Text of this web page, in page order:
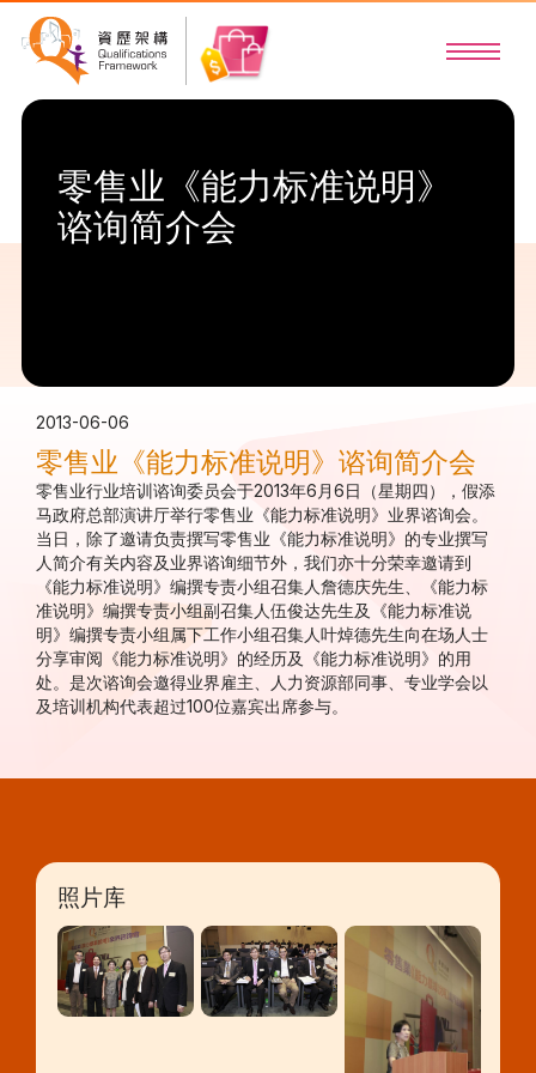
零售业《能力标准说明》
谘询简介会
2013-06-06
零售业《能力标准说明》谘询简介会
零售业行业培训谘询委员会于2013年6月6日（星期四），假添
马政府总部演讲厅举行零售业《能力标准说明》业界谘询会。
当日，除了邀请负责撰写零售业《能力标准说明》的专业撰写
人简介有关内容及业界谘询细节外，我们亦十分荣幸邀请到
《能力标准说明》编撰专责小组召集人詹德庆先生、《能力标
准说明》编撰专责小组副召集人伍俊达先生及《能力标准说
明》编撰专责小组属下工作小组召集人叶焯德先生向在场人士
分享审阅《能力标准说明》的经历及《能力标准说明》的用
处。是次谘询会邀得业界雇主、人力资源部同事、专业学会以
及培训机构代表超过100位嘉宾出席参与。
照片库